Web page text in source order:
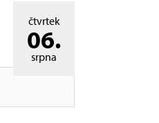
čtvrtek
06.
srpna